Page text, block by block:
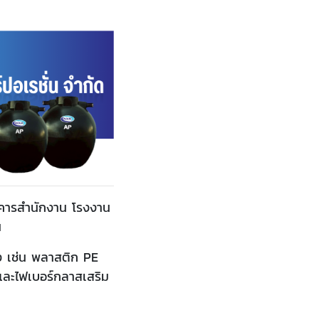
รสำนักงาน โรงงาน
ช่น พลาสติก PE
ไฟเบอร์กลาสเสริม